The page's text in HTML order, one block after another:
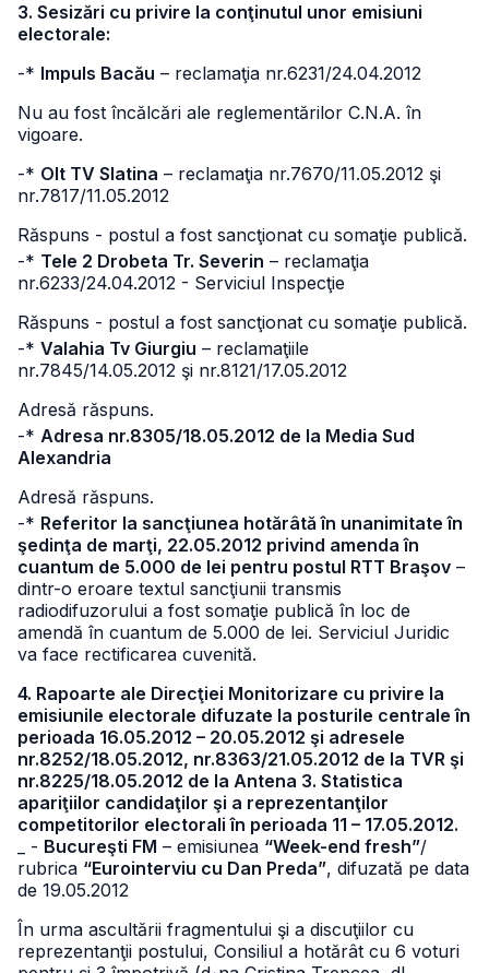
3. Sesizări cu privire la conţinutul unor emisiuni
electorale:
-* Impuls Bacău – reclamaţia nr.6231/24.04.2012
Nu au fost încălcări ale reglementărilor C.N.A. în
vigoare.
-* Olt TV Slatina – reclamaţia nr.7670/11.05.2012 şi
nr.7817/11.05.2012
Răspuns - postul a fost sancţionat cu somaţie publică.
-* Tele 2 Drobeta Tr. Severin – reclamaţia
nr.6233/24.04.2012 - Serviciul Inspecţie
Răspuns - postul a fost sancţionat cu somaţie publică.
-* Valahia Tv Giurgiu – reclamaţiile
nr.7845/14.05.2012 şi nr.8121/17.05.2012
Adresă răspuns.
-* Adresa nr.8305/18.05.2012 de la Media Sud
Alexandria
Adresă răspuns.
-* Referitor la sancţiunea hotărâtă în unanimitate în
şedinţa de marţi, 22.05.2012 privind amenda în
cuantum de 5.000 de lei pentru postul RTT Braşov –
dintr-o eroare textul sancţiunii transmis
radiodifuzorului a fost somaţie publică în loc de
amendă în cuantum de 5.000 de lei. Serviciul Juridic
va face rectificarea cuvenită.
4. Rapoarte ale Direcţiei Monitorizare cu privire la
emisiunile electorale difuzate la posturile centrale în
perioada 16.05.2012 – 20.05.2012 şi adresele
nr.8252/18.05.2012, nr.8363/21.05.2012 de la TVR şi
nr.8225/18.05.2012 de la Antena 3. Statistica
apariţiilor candidaţilor şi a reprezentanţilor
competitorilor electorali în perioada 11 – 17.05.2012.
_ - Bucureşti FM – emisiunea “Week-end fresh”/
rubrica “Eurointerviu cu Dan Preda”, difuzată pe data
de 19.05.2012
În urma ascultării fragmentului şi a discuţiilor cu
reprezentanţii postului, Consiliul a hotărât cu 6 voturi